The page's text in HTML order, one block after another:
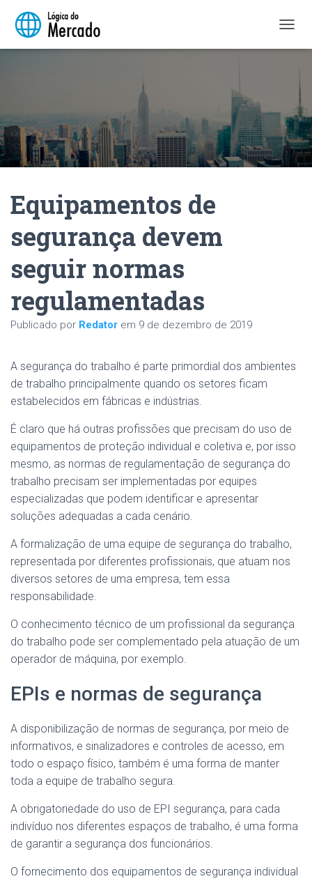
L
A
R
N
A
V
Equipamentos de
segurança devem
seguir normas
regulamentadas
Publicado por Redator em 9 de dezembro de 2019
A segurança do trabalho é parte primordial dos ambientes
de trabalho principalmente quando os setores ficam
estabelecidos em fábricas e indústrias.
É claro que há outras profissões que precisam do uso de
equipamentos de proteção individual e coletiva e, por isso
mesmo, as normas de regulamentação de segurança do
trabalho precisam ser implementadas por equipes
especializadas que podem identificar e apresentar
soluções adequadas a cada cenário.
A formalização de uma equipe de segurança do trabalho,
representada por diferentes profissionais, que atuam nos
diversos setores de uma empresa, tem essa
responsabilidade.
O conhecimento técnico de um profissional da segurança
do trabalho pode ser complementado pela atuação de um
operador de máquina, por exemplo.
EPIs e normas de segurança
A disponibilização de normas de segurança, por meio de
informativos, e sinalizadores e controles de acesso, em
todo o espaço físico, também é uma forma de manter
toda a equipe de trabalho segura.
A obrigatoriedade do uso de EPI segurança, para cada
indivíduo nos diferentes espaços de trabalho, é uma forma
de garantir a segurança dos funcionários.
O fornecimento dos equipamentos de segurança individual